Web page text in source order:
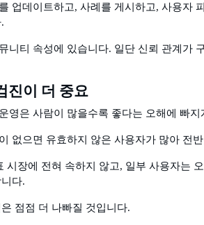
업데이트하고, 사례를 게시하고, 사용자
니티 속성에 있습니다. 일단 신뢰 관계가
진이 더 중요
영은 사람이 많을수록 좋다는 오해에 빠지
없으면 유효하지 않은 사용자가 많아 전
시장에 전혀 속하지 않고, 일부 사용자는
다.
점점 더 나빠질 것입니다.